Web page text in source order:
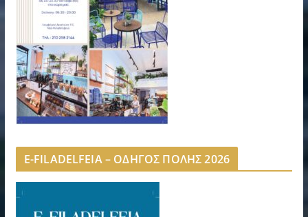
E-FILADELFEIA – ΟΔΗΓΟΣ ΠΟΛΗΣ 2026